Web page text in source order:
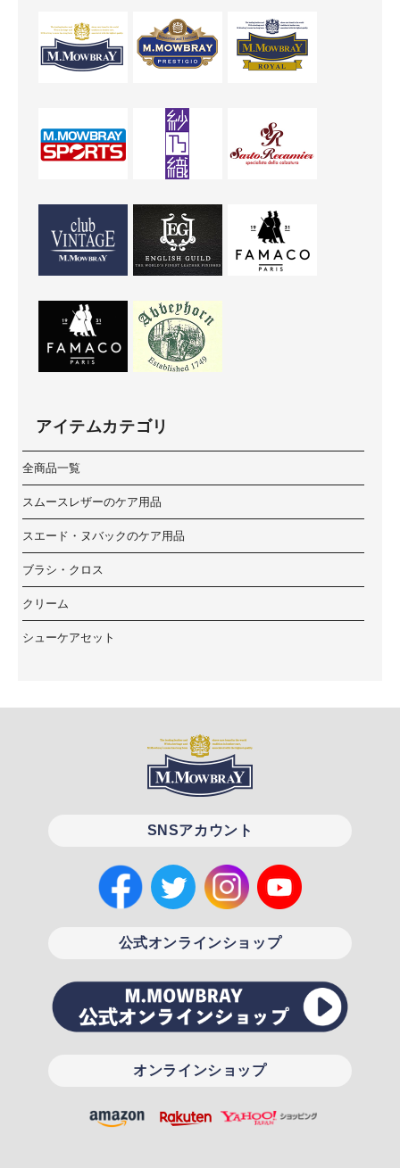
アイテムカテゴリ
全商品一覧
スムースレザーのケア用品
スエード・ヌバックのケア用品
ブラシ・クロス
クリーム
シューケアセット
SNSアカウント
公式オンラインショップ
オンラインショップ